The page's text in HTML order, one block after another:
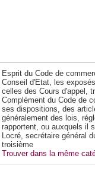
Esprit du Code de
Conseil d'Etat, les
celles des Cours d'appel,
Complément du Code de
ses dispositions, des
généralement des lois,
rapportent, ou auxquels il
Locré, secrétaire général
troisième
Trouver dans la même